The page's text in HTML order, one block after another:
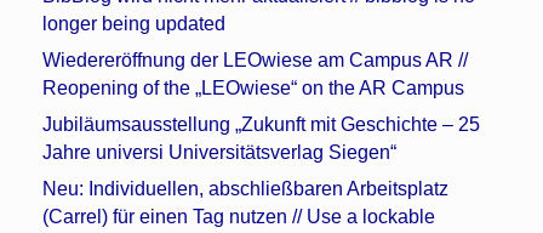
longer being updated
Wiedereröffnung der LEOwiese am Campus AR //
Reopening of the „LEOwiese“ on the AR Campus
Jubiläumsausstellung „Zukunft mit Geschichte – 25
Jahre universi Universitätsverlag Siegen“
Neu: Individuellen, abschließbaren Arbeitsplatz
(Carrel) für einen Tag nutzen // Use a lockable